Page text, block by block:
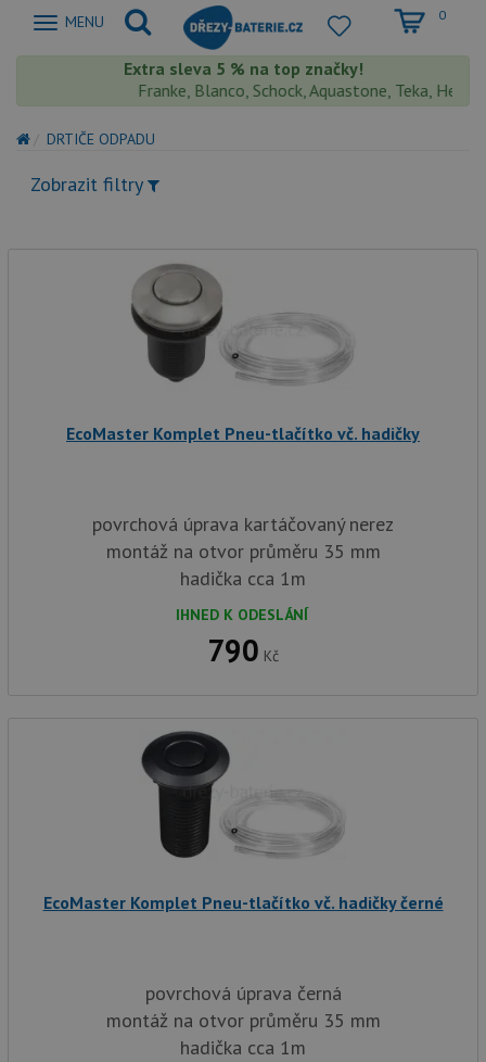
Zobrazit
MENU 0
Extra sleva 5 % na top značky!
Franke, Blanco, Schock, Aquastone, Teka,
DRTIČE ODPADU
Zobrazit filtry
EcoMaster Komplet Pneu-tlačítko vč. hadičky
povrchová úprava kartáčovaný nerez
montáž na otvor průměru 35 mm
hadička cca 1m
IHNED K ODESLÁNÍ
790 Kč
EcoMaster Komplet Pneu-tlačítko vč. hadičky černé
povrchová úprava černá
montáž na otvor průměru 35 mm
hadička cca 1m